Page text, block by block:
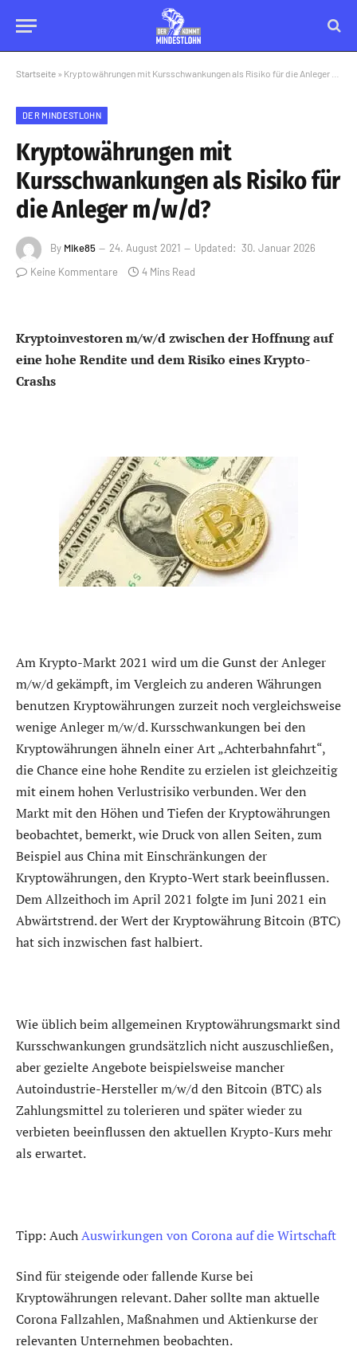
Startseite » Kryptowährungen mit Kursschwankungen als Risiko für die Anleger m/w/d?
DER MINDESTLOHN
Kryptowährungen mit
Kursschwankungen als Risiko für
die Anleger m/w/d?
By Mike85 24. August 2021 Updated: 30. Januar 2026
Keine Kommentare
4 Mins Read
Kryptoinvestoren m/w/d zwischen der Hoffnung auf
eine hohe Rendite und dem Risiko eines Krypto-
Crashs
Am Krypto-Markt 2021 wird um die Gunst der Anleger
m/w/d gekämpft, im Vergleich zu anderen Währungen
benutzen Kryptowährungen zurzeit noch vergleichsweise
wenige Anleger m/w/d. Kursschwankungen bei den
Kryptowährungen ähneln einer Art „Achterbahnfahrt“,
die Chance eine hohe Rendite zu erzielen ist gleichzeitig
mit einem hohen Verlustrisiko verbunden. Wer den
Markt mit den Höhen und Tiefen der Kryptowährungen
beobachtet, bemerkt, wie Druck von allen Seiten, zum
Beispiel aus China mit Einschränkungen der
Kryptowährungen, den Krypto-Wert stark beeinflussen.
Dem Allzeithoch im April 2021 folgte im Juni 2021 ein
Abwärtstrend. der Wert der Kryptowährung Bitcoin (BTC)
hat sich inzwischen fast halbiert.
Wie üblich beim allgemeinen Kryptowährungsmarkt sind
Kursschwankungen grundsätzlich nicht auszuschließen,
aber gezielte Angebote beispielsweise mancher
Autoindustrie-Hersteller m/w/d den Bitcoin (BTC) als
Zahlungsmittel zu tolerieren und später wieder zu
verbieten beeinflussen den aktuellen Krypto-Kurs mehr
als erwartet.
Tipp: AuchAuswirkungen von Corona auf die Wirtschaft
Sind für steigende oder fallende Kurse bei
Kryptowährungen relevant. Daher sollte man aktuelle
Corona Fallzahlen, Maßnahmen und Aktienkurse der
relevanten Unternehmen beobachten.